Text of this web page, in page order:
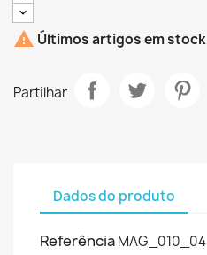
 Últimos artigos em stock
Partilhar
Dados do produto
ReferênciaMAG_010_04